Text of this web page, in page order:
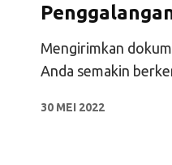
Mengirimkan
Anda semakin
30 MEI 2022